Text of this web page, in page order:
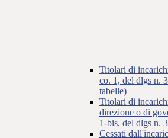
Titolari di
co. 1, del dlgs n.
tabelle)
Titolari di
direzione o di
1-bis, del dlgs n.
Cessati